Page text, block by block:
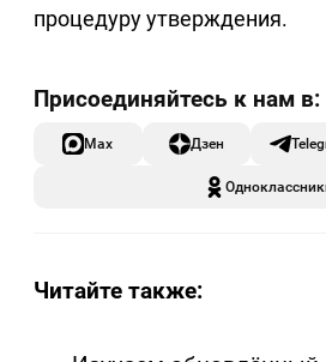
процедуру утверждения.
Max Дзен
Читайте также: